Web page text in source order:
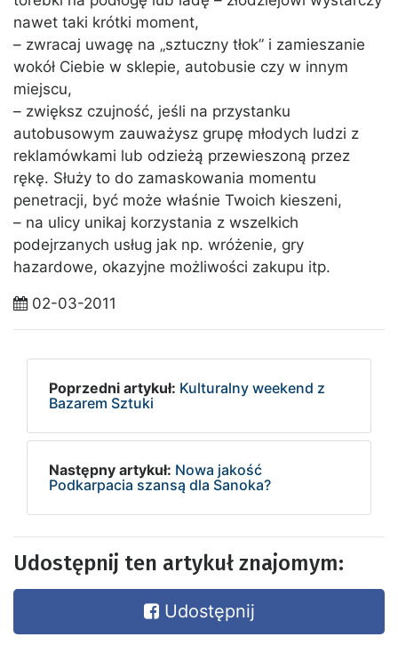
nawet taki krótki moment,
– zwracaj uwagę na „sztuczny tłok” i zamieszanie
wokół Ciebie w sklepie, autobusie czy w innym
miejscu,
– zwiększ czujność, jeśli na przystanku
autobusowym zauważysz grupę młodych ludzi z
reklamówkami lub odzieżą przewieszoną przez
rękę. Służy to do zamaskowania momentu
penetracji, być może właśnie Twoich kieszeni,
– na ulicy unikaj korzystania z wszelkich
podejrzanych usług jak np. wróżenie, gry
hazardowe, okazyjne możliwości zakupu itp.
02-03-2011
Poprzedni artykuł: Kulturalny weekend z
Bazarem Sztuki
Następny artykuł: Nowa jakość
Podkarpacia szansą dla Sanoka?
Udostępnij ten artykuł znajomym:
Udostępnij